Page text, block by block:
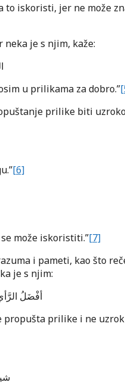
to iskoristi, jer ne može
je s njim, kaže:
u prilikama za dobro.”
prilike biti
[6]
može iskoristiti.”[7]
i pameti, kao što
je s njim:
أفْضَلُ
propušta prilike i ne